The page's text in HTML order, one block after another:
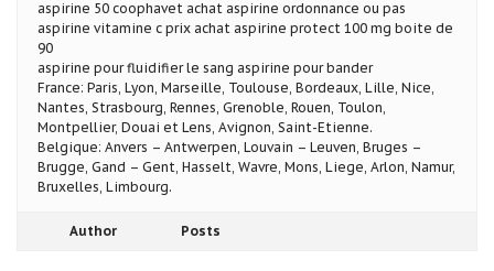
aspirine 50 coophavet achat aspirine ordonnance ou pas
aspirine vitamine c prix achat aspirine protect 100 mg boite de
90
aspirine pour fluidifier le sang aspirine pour bander
France: Paris, Lyon, Marseille, Toulouse, Bordeaux, Lille, Nice,
Nantes, Strasbourg, Rennes, Grenoble, Rouen, Toulon,
Montpellier, Douai et Lens, Avignon, Saint-Etienne.
Belgique: Anvers – Antwerpen, Louvain – Leuven, Bruges –
Brugge, Gand – Gent, Hasselt, Wavre, Mons, Liege, Arlon, Namur,
Bruxelles, Limbourg.
Author Posts